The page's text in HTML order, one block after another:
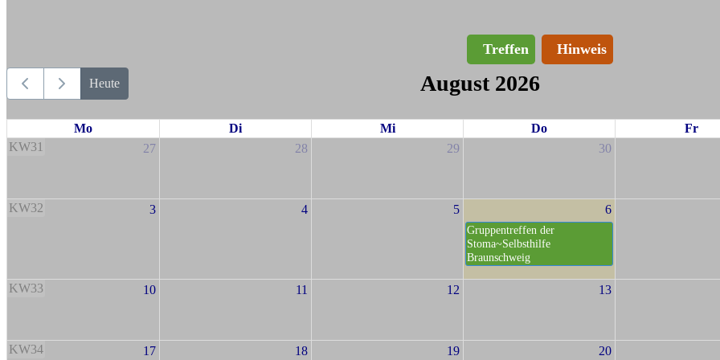
Treffen Hinweis
Heute August 2026
Mo Di Mi Do
Fr
KW31
27 28 29 30
KW32 3 4 5 6
Gruppentreffen der
Stoma~Selbsthilfe
Braunschweig
KW33 10 11 12 13
KW34 17 18 19 20